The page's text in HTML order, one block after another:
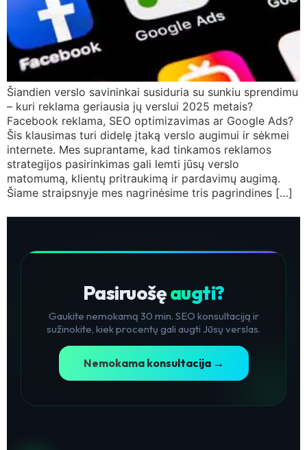
Šiandien verslo savininkai susiduria su sunkiu sprendimu
– kuri reklama geriausia jų verslui 2025 metais?
Facebook reklama, SEO optimizavimas ar Google Ads?
Šis klausimas turi didelę įtaką verslo augimui ir sėkmei
internete. Mes suprantame, kad tinkamos reklamos
strategijos pasirinkimas gali lemti jūsų verslo
matomumą, klientų pritraukimą ir pardavimų augimą.
Šiame straipsnyje mes nagrinėsime tris pagrindines […]
Pasiruošęaugti?
Gaukite nemokamą 30 min. SEO konsultaciją ir
sužinokite, kiek procentų gali augti Jūsų verslas.
Nemokama konsultacija →